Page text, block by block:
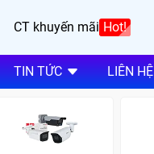
CT khuyến mãi Hot!
TIN TỨC LIÊN HỆ